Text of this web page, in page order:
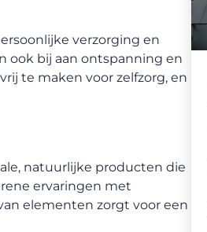
verzorging en
ook bij aan ontspanning en
te maken voor zelfzorg, en
natuurlijke producten die
ervaringen met
elementen zorgt voor een